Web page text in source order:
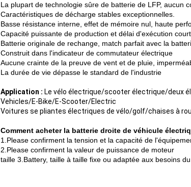
La plupart de technologie sûre de batterie de LFP, aucun
Caractéristiques de décharge stables exceptionnelles.
Basse résistance interne, effet de mémoire nul, haute
Capacité puissante de production et délai d'exécution court.
Batterie originale de rechange, match parfait avec la
Construit dans l'indicateur de commutateur électrique
Aucune crainte de la preuve de vent et de pluie,
La durée de vie dépasse le standard de l'industrie
Application : Le vélo électrique/scooter électrique/deux
Vehicles/E-Bike/E-Scooter/Electric
Voitures se pliantes électriques de vélo/golf/chaises à
Comment acheter la batterie droite de véhicule
1.Please confirment la tension et la capacité de
2.Please confirment la valeur de puissance de moteur
taille 3.Battery, taille à taille fixe ou adaptée aux besoins